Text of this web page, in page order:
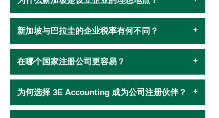
新加坡与巴拉圭的企业税率有何不同？
在哪个国家注册公司更容易？
为何选择 3E Accounting 成为公司注册伙伴？